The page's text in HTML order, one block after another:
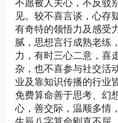
见。较不喜言谈，心存
有奇特的领悟力及感受
腻，思想言行成熟老练
力，有时三心二意，喜
杂，也不喜参与社交活
业及靠知识传播的行业
免费算命善于思考、幻
心，善交际，温顺多情